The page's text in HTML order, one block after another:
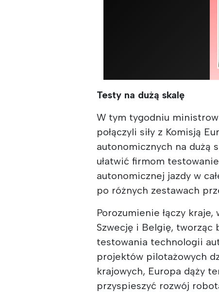
Testy na dużą skalę
W tym tygodniu
połączyli siły z Komisją
autonomicznych na dużą
ułatwić firmom
autonomicznej jazdy w
po różnych zestawach
Porozumienie łączy kraje,
Szwecję i Belgię,
testowania technologii
projektów pilotażowych
krajowych, Europa dąży
przyspieszyć rozwój